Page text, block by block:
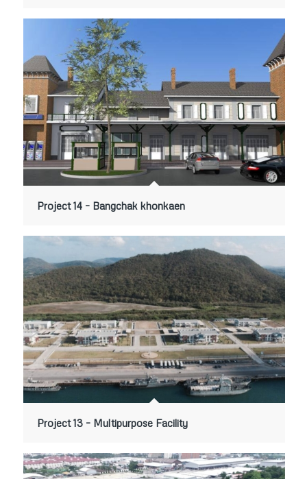
Project 14 – Bangchak khonkaen
Project 13 – Multipurpose Facility